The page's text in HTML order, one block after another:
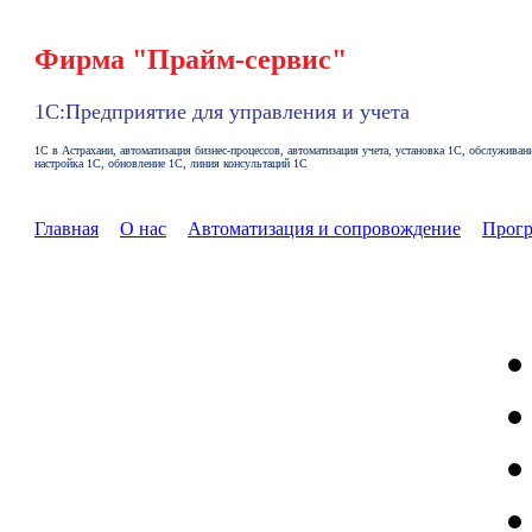
Фирма "Прайм-сервис"
1С:Предприятие для управления и учета
1С в Астрахани, автоматизация бизнес-процессов, автоматизация учета, установка 1С,
настройка 1С, обновление 1С, линия консультаций 1С
Главная О нас Автоматизация и сопровождение